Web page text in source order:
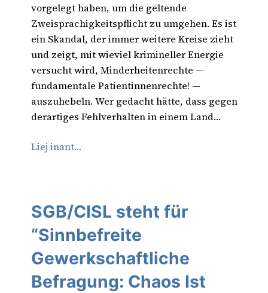
vorgelegt haben, um die geltende
Zweisprachigkeitspflicht zu umgehen. Es ist
ein Skandal, der immer weitere Kreise zieht
und zeigt, mit wieviel krimineller Energie
versucht wird, Minderheitenrechte —
fundamentale Patientinnenrechte! —
auszuhebeln. Wer gedacht hätte, dass gegen
derartiges Fehlverhalten in einem Land…
Liej inant…
SGB/CISL steht für
“Sinnbefreite
Gewerkschaftliche
Befragung: Chaos Ist